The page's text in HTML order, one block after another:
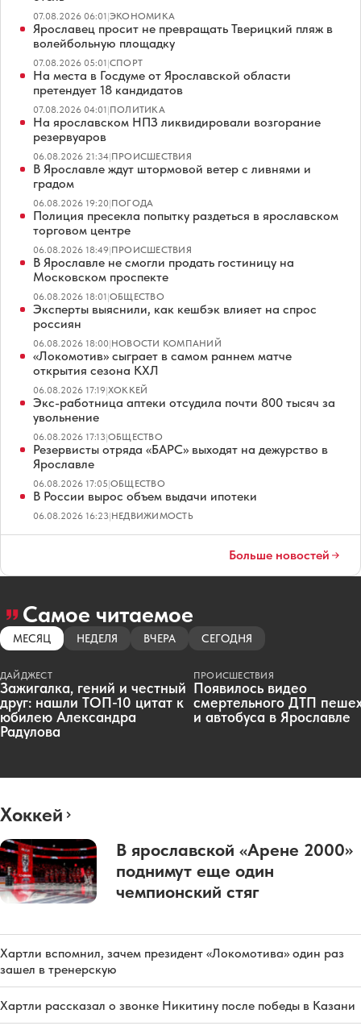
07.08.2026 06:01|ЭКОНОМИКА
Ярославец просит не превращать Тверицкий пляж в
волейбольную площадку
07.08.2026 05:01|СПОРТ
На места в Госдуме от Ярославской области
претендует 18 кандидатов
07.08.2026 04:01|ПОЛИТИКА
На ярославском НПЗ ликвидировали возгорание
резервуаров
06.08.2026 21:34|ПРОИСШЕСТВИЯ
В Ярославле ждут штормовой ветер с ливнями и
градом
06.08.2026 19:20|ПОГОДА
Полиция пресекла попытку раздеться в ярославском
торговом центре
06.08.2026 18:49|ПРОИСШЕСТВИЯ
В Ярославле не смогли продать гостиницу на
Московском проспекте
06.08.2026 18:01|ОБЩЕСТВО
Эксперты выяснили, как кешбэк влияет на спрос
россиян
06.08.2026 18:00|НОВОСТИ КОМПАНИЙ
«Локомотив» сыграет в самом раннем матче
открытия сезона КХЛ
06.08.2026 17:19|ХОККЕЙ
Экс-работница аптеки отсудила почти 800 тысяч за
увольнение
06.08.2026 17:13|ОБЩЕСТВО
Резервисты отряда «БАРС» выходят на дежурство в
Ярославле
06.08.2026 17:05|ОБЩЕСТВО
В России вырос объем выдачи ипотеки
06.08.2026 16:23|НЕДВИЖИМОСТЬ
Больше новостей
Самое читаемое
МЕСЯЦ НЕДЕЛЯ ВЧЕРА СЕГОДНЯ
ДАЙДЖЕСТ
Зажигалка, гений и честный
друг: нашли ТОП-10 цитат к
юбилею Александра
Радулова
ПРОИСШЕСТВИЯ
Появилось видео
смертельного ДТП
и автобуса в Ярославле
Хоккей
В ярославской «Арене 2000»
поднимут еще один
чемпионский стяг
Хартли вспомнил, зачем президент «Локомотива» один раз
зашел в тренерскую
Хартли рассказал о звонке Никитину после победы в Казани